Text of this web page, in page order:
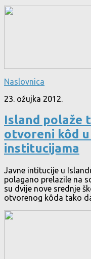
Naslovnica
23. ožujka 2012.
Island polaže
otvoreni kôd
institucijama
Javne intitucije u
polagano prelazile na
su dvije nove srednje
otvorenog kôda tako